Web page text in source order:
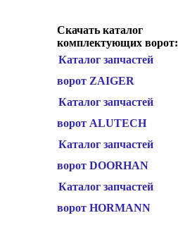
Скачать каталог
комплектующих ворот:
Каталог запчастей
ворот ZAIGER
Каталог запчастей
ворот ALUTECH
Каталог запчастей
ворот DOORHAN
Каталог запчастей
ворот HORMANN